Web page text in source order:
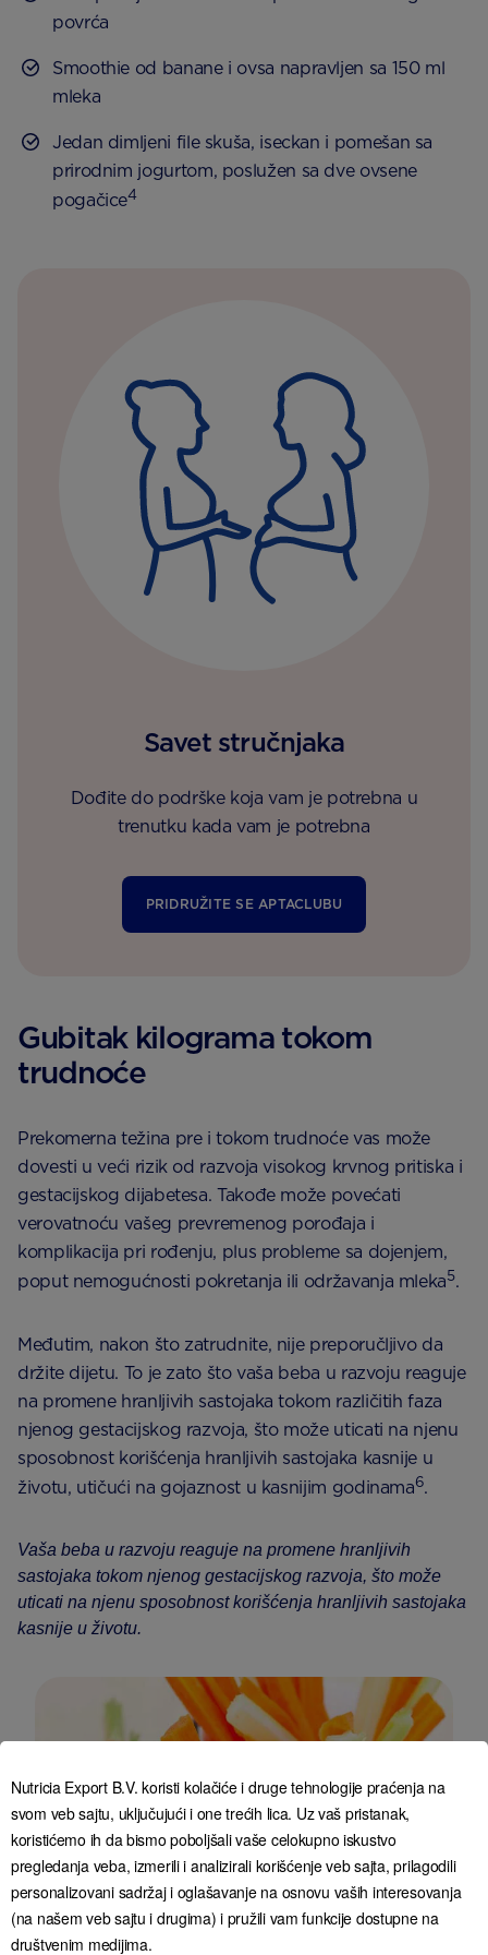
povrća
Smoothie od banane i ovsa napravljen sa 150 ml
mleka
Jedan dimljeni file skuša, iseckan i pomešan sa
prirodnim jogurtom, poslužen sa dve ovsene
pogačice4
Savet stručnjaka
Dođite do podrške koja vam je potrebna u
trenutku kada vam je potrebna
PRIDRUŽITE SE APTACLUBU
Gubitak kilograma tokom
trudnoće
Prekomerna težina pre i tokom trudnoće vas može
dovesti u veći rizik od razvoja visokog krvnog pritiska i
gestacijskog dijabetesa. Takođe može povećati
verovatnoću vašeg prevremenog porođaja i
komplikacija pri rođenju, plus probleme sa dojenjem,
poput nemogućnosti pokretanja ili održavanja mleka5.
Međutim, nakon što zatrudnite, nije preporučljivo da
držite dijetu. To je zato što vaša beba u razvoju reaguje
na promene hranljivih sastojaka tokom različitih faza
njenog gestacijskog razvoja, što može uticati na njenu
sposobnost korišćenja hranljivih sastojaka kasnije u
životu, utičući na gojaznost u kasnijim godinama6.
Vaša beba u razvoju reaguje na promene hranljivih
sastojaka tokom njenog gestacijskog razvoja, što može
uticati na njenu sposobnost korišćenja hranljivih sastojaka
kasnije u životu.
Nutricia Export B.V. koristi kolačiće i druge tehnologije praćenja na
svom veb sajtu, uključujući i one trećih lica. Uz vaš pristanak,
koristićemo ih da bismo poboljšali vaše celokupno iskustvo
pregledanja veba, izmerili i analizirali korišćenje veb sajta, prilagodili
personalizovani sadržaj i oglašavanje na osnovu vaših interesovanja
(na našem veb sajtu i drugima) i pružili vam funkcije dostupne na
društvenim medijima.